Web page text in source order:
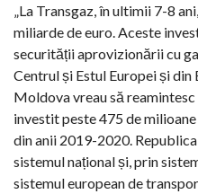
„La Transgaz, în ultimii 7-8
miliarde de euro. Aceste
securității aprovizionării cu
Centrul și Estul Europei și din
Moldova vreau să
investit peste 475 de
din anii 2019-2020.
sistemul național și, prin
sistemul european de